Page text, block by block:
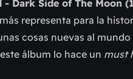
- Dark Side of The Moon
representa para la
cosas nuevas al
álbum lo hace un must